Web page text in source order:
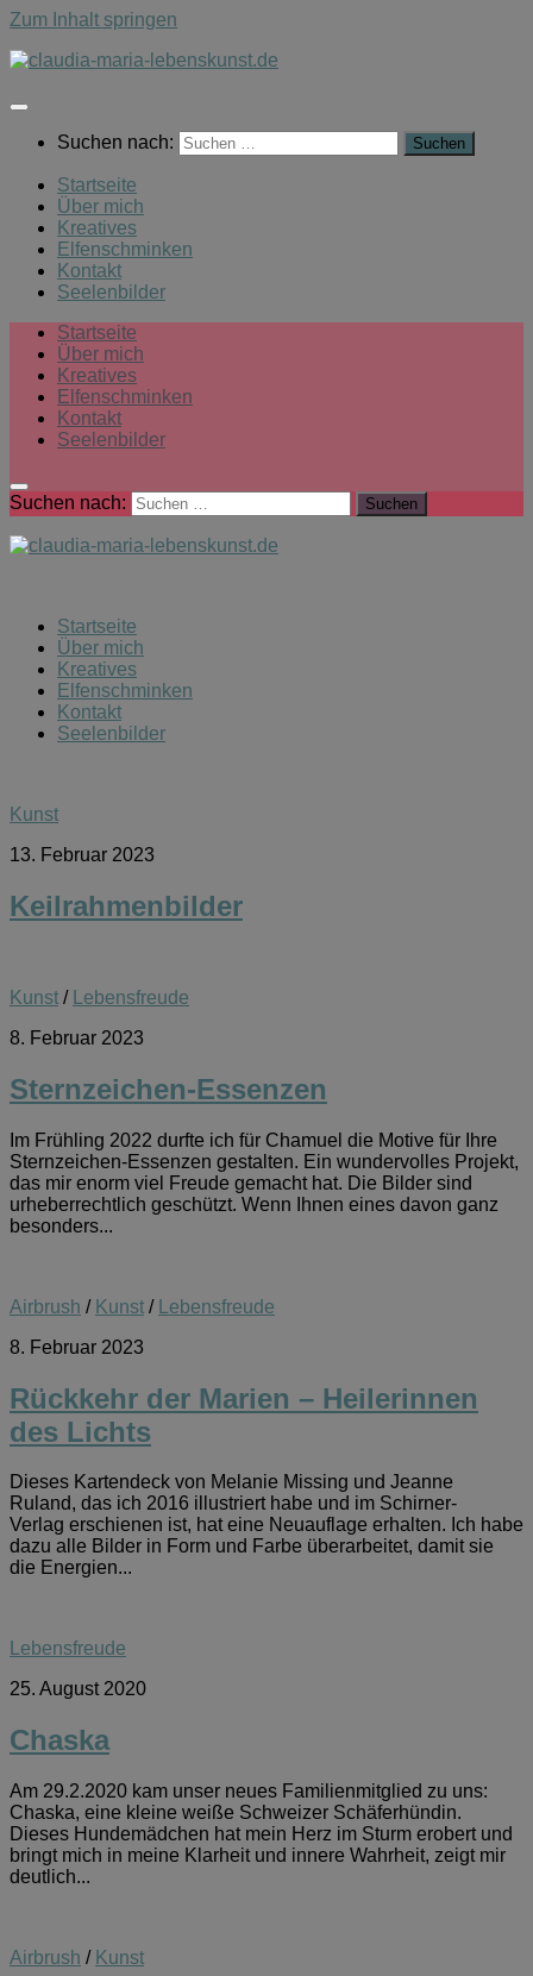
Zum Inhalt springen
Suchen nach:
Startseite
Über mich
Kreatives
Elfenschminken
Kontakt
Seelenbilder
Startseite
Über mich
Kreatives
Elfenschminken
Kontakt
Seelenbilder
Suchen nach:
Startseite
Über mich
Kreatives
Elfenschminken
Kontakt
Seelenbilder
Kunst
13. Februar 2023
Keilrahmenbilder
Kunst /
Lebensfreude
8. Februar 2023
Sternzeichen-Essenzen
Im Frühling 2022 durfte ich für Chamuel die Motive für Ihre
Sternzeichen-Essenzen gestalten. Ein wundervolles Projekt,
das mir enorm viel Freude gemacht hat. Die Bilder sind
urheberrechtlich geschützt. Wenn Ihnen eines davon ganz
besonders...
Airbrush / Kunst /
Lebensfreude
8. Februar 2023
Rückkehr der Marien – Heilerinnen
des Lichts
Dieses Kartendeck von Melanie Missing und Jeanne
Ruland, das ich 2016 illustriert habe und im Schirner-
Verlag erschienen ist, hat eine Neuauflage erhalten. Ich habe
dazu alle Bilder in Form und Farbe überarbeitet, damit sie
die Energien...
Lebensfreude
25. August 2020
Chaska
Am 29.2.2020 kam unser neues Familienmitglied zu uns:
Chaska, eine kleine weiße Schweizer Schäferhündin.
Dieses Hundemädchen hat mein Herz im Sturm erobert und
bringt mich in meine Klarheit und innere Wahrheit, zeigt mir
deutlich...
Airbrush / Kunst